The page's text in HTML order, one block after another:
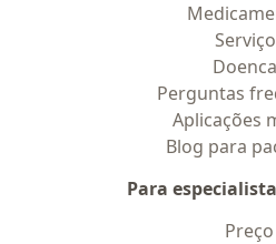
Perguntas
Aplicações
Blog para
Para
Preço